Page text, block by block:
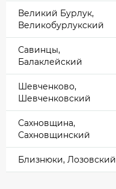
Великий Бурлук,
Великобурлукский
Савинцы,
Балаклейский
Шевченково,
Шевченковский
Сахновщина,
Сахновщинский
Близнюки, Лозовский